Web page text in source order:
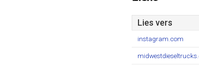
Lies vers
instagram.com